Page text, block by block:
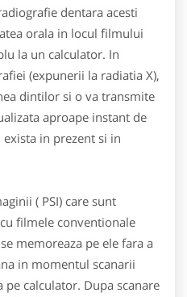
dentara acesti
orala in locul filmului
la un calculator. In
(expunerii la radiatia X),
dintilor si o va transmite
aproape instant de
in prezent si in
( PSI) care sunt
filmele conventionale
memoreaza pe ele fara a
in momentul scanarii
calculator. Dupa scanare